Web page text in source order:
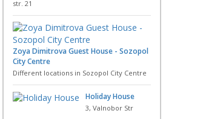
str. 21
Zoya Dimitrova Guest House - Sozopol
City Centre
Different locations in Sozopol City Centre
Holiday House
3, Valnobor Str